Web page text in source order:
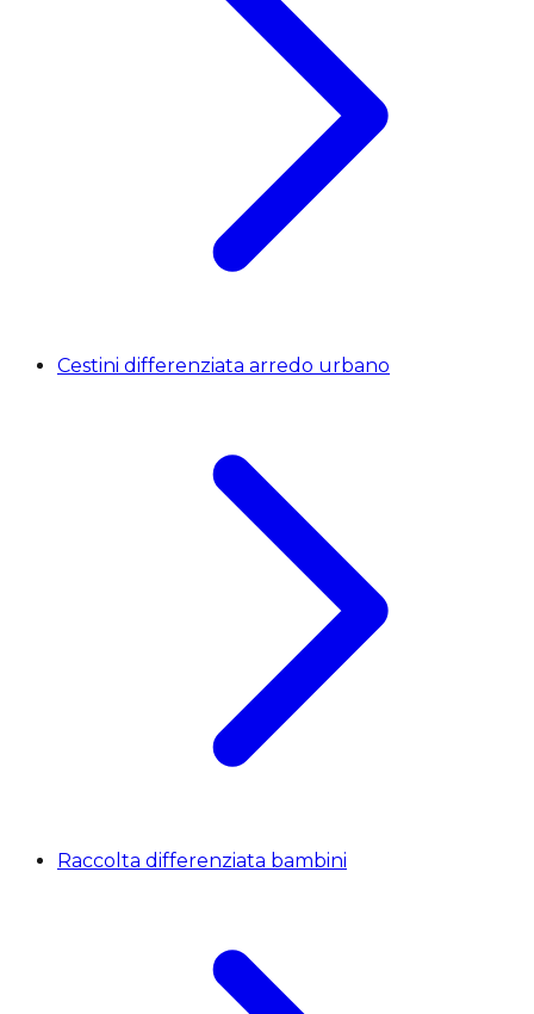
Cestini differenziata arredo urbano
Raccolta differenziata bambini